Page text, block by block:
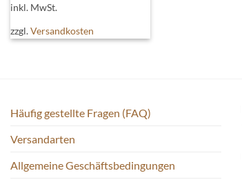
mehrere
können
der
Produktseite
gewählt
inkl. MwSt.
zzgl.Versandkosten
Häufig gestellte Fragen (FAQ)
Versandarten
Allgemeine Geschäftsbedingungen